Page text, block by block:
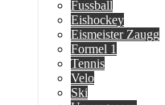
Fussball
Eishockey
Eismeister Zaugg
Formel 1
Tennis
Velo
Ski